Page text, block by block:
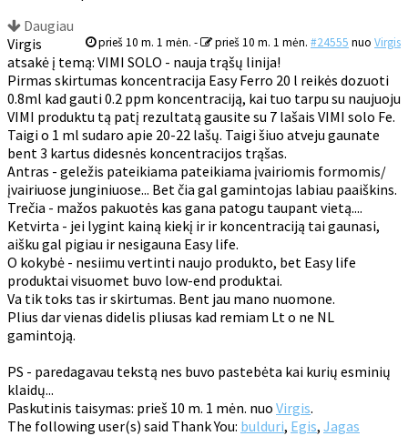
Daugiau
prieš 10 m. 1 mėn. - prieš 10 m. 1 mėn. #24555 nuo Virgis
Virgis
atsakė į temą: VIMI SOLO - nauja trąšų linija!
Pirmas skirtumas koncentracija Easy Ferro 20 l reikės dozuoti
0.8ml kad gauti 0.2 ppm koncentraciją, kai tuo tarpu su naujuoju
VIMI produktu tą patį rezultatą gausite su 7 lašais VIMI solo Fe.
Taigi o 1 ml sudaro apie 20-22 lašų. Taigi šiuo atveju gaunate
bent 3 kartus didesnės koncentracijos trąšas.
Antras - geležis pateikiama pateikiama įvairiomis formomis/
įvairiuose junginiuose... Bet čia gal gamintojas labiau paaiškins.
Trečia - mažos pakuotės kas gana patogu taupant vietą....
Ketvirta - jei lygint kainą kiekį ir ir koncentraciją tai gaunasi,
aišku gal pigiau ir nesigauna Easy life.
O kokybė - nesiimu vertinti naujo produkto, bet Easy life
produktai visuomet buvo low-end produktai.
Va tik toks tas ir skirtumas. Bent jau mano nuomone.
Plius dar vienas didelis pliusas kad remiam Lt o ne NL
gamintoją.
PS - paredagavau tekstą nes buvo pastebėta kai kurių esminių
klaidų...
Paskutinis taisymas: prieš 10 m. 1 mėn. nuo Virgis.
The following user(s) said Thank You: bulduri, Egis, Jagas